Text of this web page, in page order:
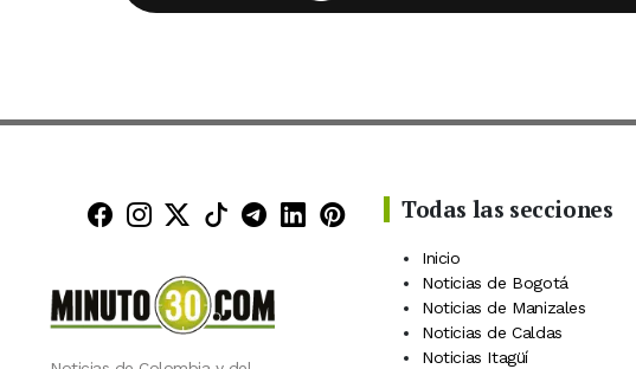
Minuto30 en Facebook
Minuto30 en Instagram
Minuto30 en X (Twitter)
Minuto30 en TikTok
Canal de Minuto30 en Telegram
Minuto30 en LinkedIn
Minuto30 en Pinterest
Todas las secciones
Inicio
Noticias de Bogotá
Noticias de Manizales
Noticias de Caldas
Noticias Itagüí